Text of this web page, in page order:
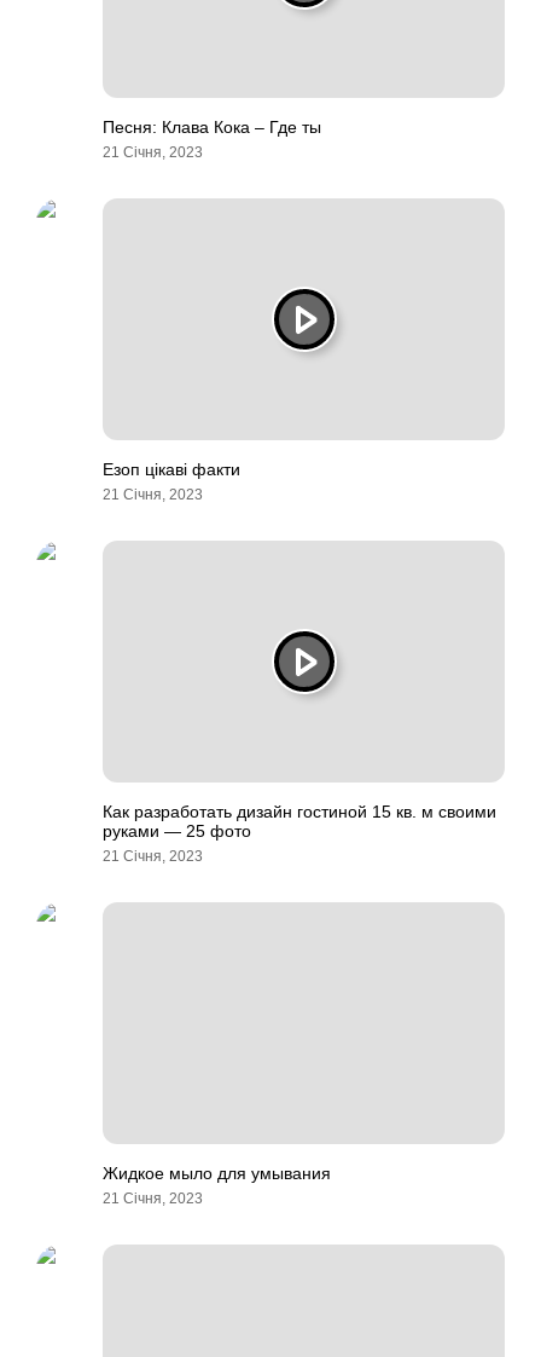
Песня: Клава Кока – Где ты
21 Січня, 2023
Езоп цікаві факти
21 Січня, 2023
Как разработать дизайн гостиной 15 кв. м своими
руками — 25 фото
21 Січня, 2023
Жидкое мыло для умывания
21 Січня, 2023